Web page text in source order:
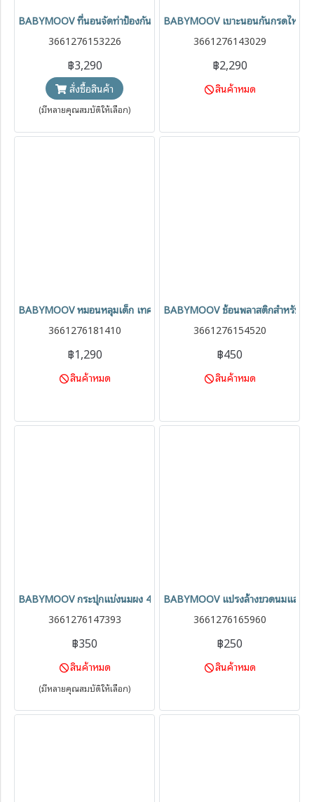
BABYMOOV ที่นอนจัดท่าป้องกันกรดไหลย้อน พร้อมหมอนหัวทุย รุ่น
3661276153226
฿3,290
สั่งซื้อสินค้า
(มีหลายคุณสมบัติให้เลือก)
BABYMOOV เบาะนอนกันกรดไหล
3661276143029
฿2,290
สินค้าหมด
BABYMOOV หมอนหลุมเด็ก เทคโนโลยีผ้า Cool max นอนแล้วไม่ร้อน
3661276181410
฿1,290
สินค้าหมด
BABYMOOV ช้อนพลาสติกสำหรับเ
3661276154520
฿450
สินค้าหมด
BABYMOOV กระปุกแบ่งนมผง 4 ชั้น Milk Powder Dispenser
3661276147393
฿350
สินค้าหมด
(มีหลายคุณสมบัติให้เลือก)
BABYMOOV แปรงล้างขวดนมแล
3661276165960
฿250
สินค้าหมด